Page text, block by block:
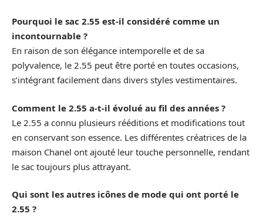
Pourquoi le sac 2.55 est-il considéré comme un
incontournable ?
En raison de son élégance intemporelle et de sa
polyvalence, le 2.55 peut être porté en toutes occasions,
s’intégrant facilement dans divers styles vestimentaires.
Comment le 2.55 a-t-il évolué au fil des années ?
Le 2.55 a connu plusieurs rééditions et modifications tout
en conservant son essence. Les différentes créatrices de la
maison Chanel ont ajouté leur touche personnelle, rendant
le sac toujours plus attrayant.
Qui sont les autres icônes de mode qui ont porté le
2.55 ?